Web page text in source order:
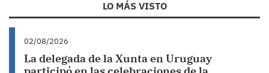
LO MÁS VISTO
02/08/2026
La delegada de la Xunta en Uruguay